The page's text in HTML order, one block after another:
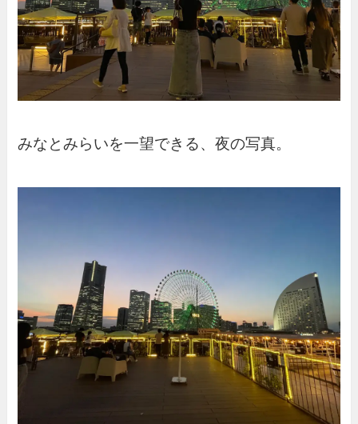
みなとみらいを一望できる、夜の写真。